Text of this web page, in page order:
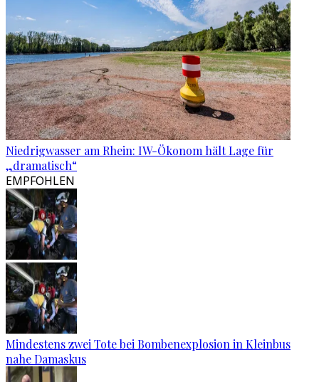
Niedrigwasser am Rhein: IW-Ökonom hält Lage für
„dramatisch“
EMPFOHLEN
Mindestens zwei Tote bei Bombenexplosion in Kleinbus
nahe Damaskus